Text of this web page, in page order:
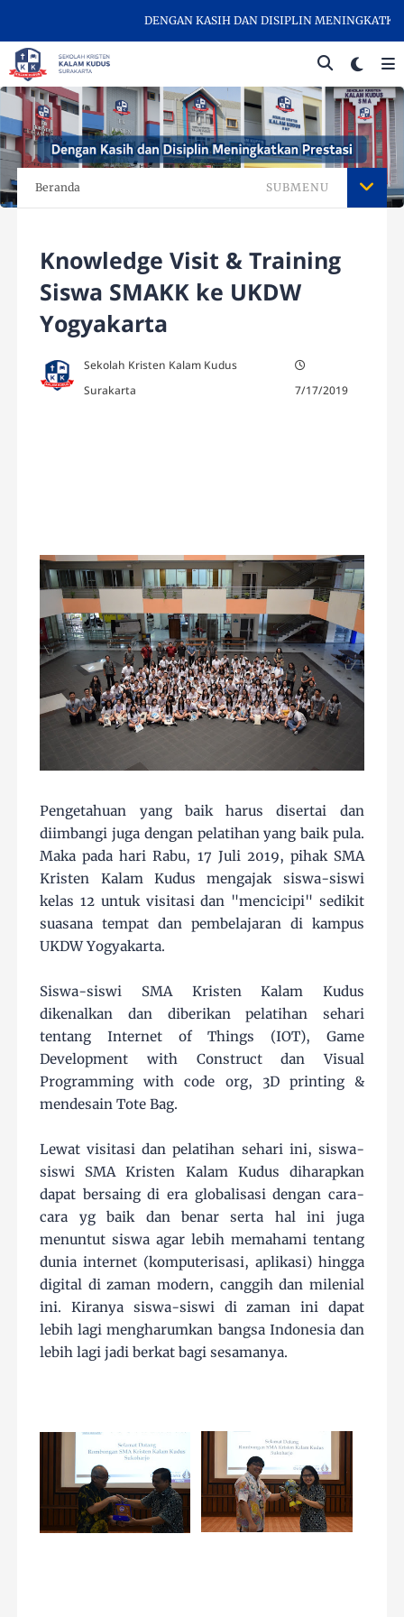
DENGAN KASIH DAN DISIPLIN MENINGKATKAN
Beranda SUBMENU
Knowledge Visit & Training
Siswa SMAKK ke UKDW
Yogyakarta
Sekolah Kristen Kalam Kudus
Surakarta
7/17/2019
Pengetahuan yang baik harus disertai dan
diimbangi juga dengan pelatihan yang baik pula.
Maka pada hari Rabu, 17 Juli 2019, pihak SMA
Kristen Kalam Kudus mengajak siswa-siswi
kelas 12 untuk visitasi dan "mencicipi" sedikit
suasana tempat dan pembelajaran di kampus
UKDW Yogyakarta.
Siswa-siswi SMA Kristen Kalam Kudus
dikenalkan dan diberikan pelatihan sehari
tentang Internet of Things (IOT), Game
Development with Construct dan Visual
Programming with code org, 3D printing &
mendesain Tote Bag.
Lewat visitasi dan pelatihan sehari ini, siswa-
siswi SMA Kristen Kalam Kudus diharapkan
dapat bersaing di era globalisasi dengan cara-
cara yg baik dan benar serta hal ini juga
menuntut siswa agar lebih memahami tentang
dunia internet (komputerisasi, aplikasi) hingga
digital di zaman modern, canggih dan milenial
ini. Kiranya siswa-siswi di zaman ini dapat
lebih lagi mengharumkan bangsa Indonesia dan
lebih lagi jadi berkat bagi sesamanya.